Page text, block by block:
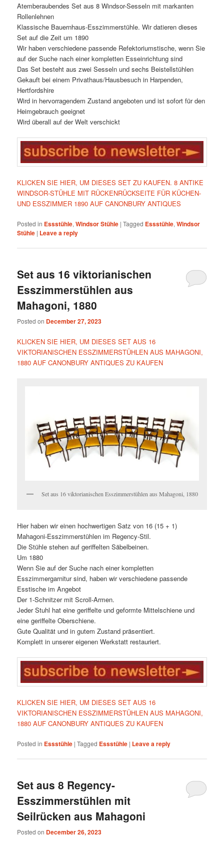
Atemberaubendes Set aus 8 Windsor-Sesseln mit markanten
Rollenlehnen
Klassische Bauernhaus-Esszimmerstühle. Wir datieren dieses
Set auf die Zeit um 1890
Wir haben verschiedene passende Refektoriumstische, wenn Sie
auf der Suche nach einer kompletten Esseinrichtung sind
Das Set besteht aus zwei Sesseln und sechs Beistellstühlen
Gekauft bei einem Privathaus/Hausbesuch in Harpenden,
Hertfordshire
Wird in hervorragendem Zustand angeboten und ist sofort für den
Heimgebrauch geeignet
Wird überall auf der Welt verschickt
KLICKEN SIE HIER, UM DIESES SET ZU KAUFEN. 8 ANTIKE
WINDSOR-STÜHLE MIT RÜCKENRÜCKSEITE FÜR KÜCHEN-
UND ESSZIMMER 1890 AUF CANONBURY ANTIQUES
Posted in Essstühle,Windsor Stühle |Tagged Essstühle,Windsor
Stühle | Leave a reply
Set aus 16 viktorianischen
Esszimmerstühlen aus
Mahagoni, 1880
Posted on December 27, 2023
KLICKEN SIE HIER, UM DIESES SET AUS 16
VIKTORIANISCHEN ESSZIMMERSTÜHLEN AUS MAHAGONI,
1880 AUF CANONBURY ANTIQUES ZU KAUFEN
Set aus 16 viktorianischen Esszimmerstühlen aus Mahagoni, 1880
Hier haben wir einen hochwertigen Satz von 16 (15 + 1)
Mahagoni-Esszimmerstühlen im Regency-Stil.
Die Stühle stehen auf geriffelten Säbelbeinen.
Um 1880
Wenn Sie auf der Suche nach einer kompletten
Esszimmergarnitur sind, haben wir verschiedene passende
Esstische im Angebot
Der 1-Schnitzer mit Scroll-Armen.
Jeder Stuhl hat eine geriffelte und geformte Mittelschiene und
eine geriffelte Oberschiene.
Gute Qualität und in gutem Zustand präsentiert.
Komplett in unserer eigenen Werkstatt restauriert.
KLICKEN SIE HIER, UM DIESES SET AUS 16
VIKTORIANISCHEN ESSZIMMERSTÜHLEN AUS MAHAGONI,
1880 AUF CANONBURY ANTIQUES ZU KAUFEN
Posted in Essstühle |Tagged Essstühle | Leave a reply
Set aus 8 Regency-
Esszimmerstühlen mit
Seilrücken aus Mahagoni
Posted on December 26, 2023